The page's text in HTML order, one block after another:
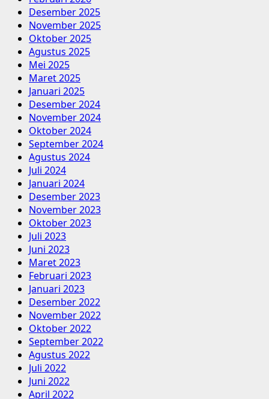
Desember 2025
November 2025
Oktober 2025
Agustus 2025
Mei 2025
Maret 2025
Januari 2025
Desember 2024
November 2024
Oktober 2024
September 2024
Agustus 2024
Juli 2024
Januari 2024
Desember 2023
November 2023
Oktober 2023
Juli 2023
Juni 2023
Maret 2023
Februari 2023
Januari 2023
Desember 2022
November 2022
Oktober 2022
September 2022
Agustus 2022
Juli 2022
Juni 2022
April 2022